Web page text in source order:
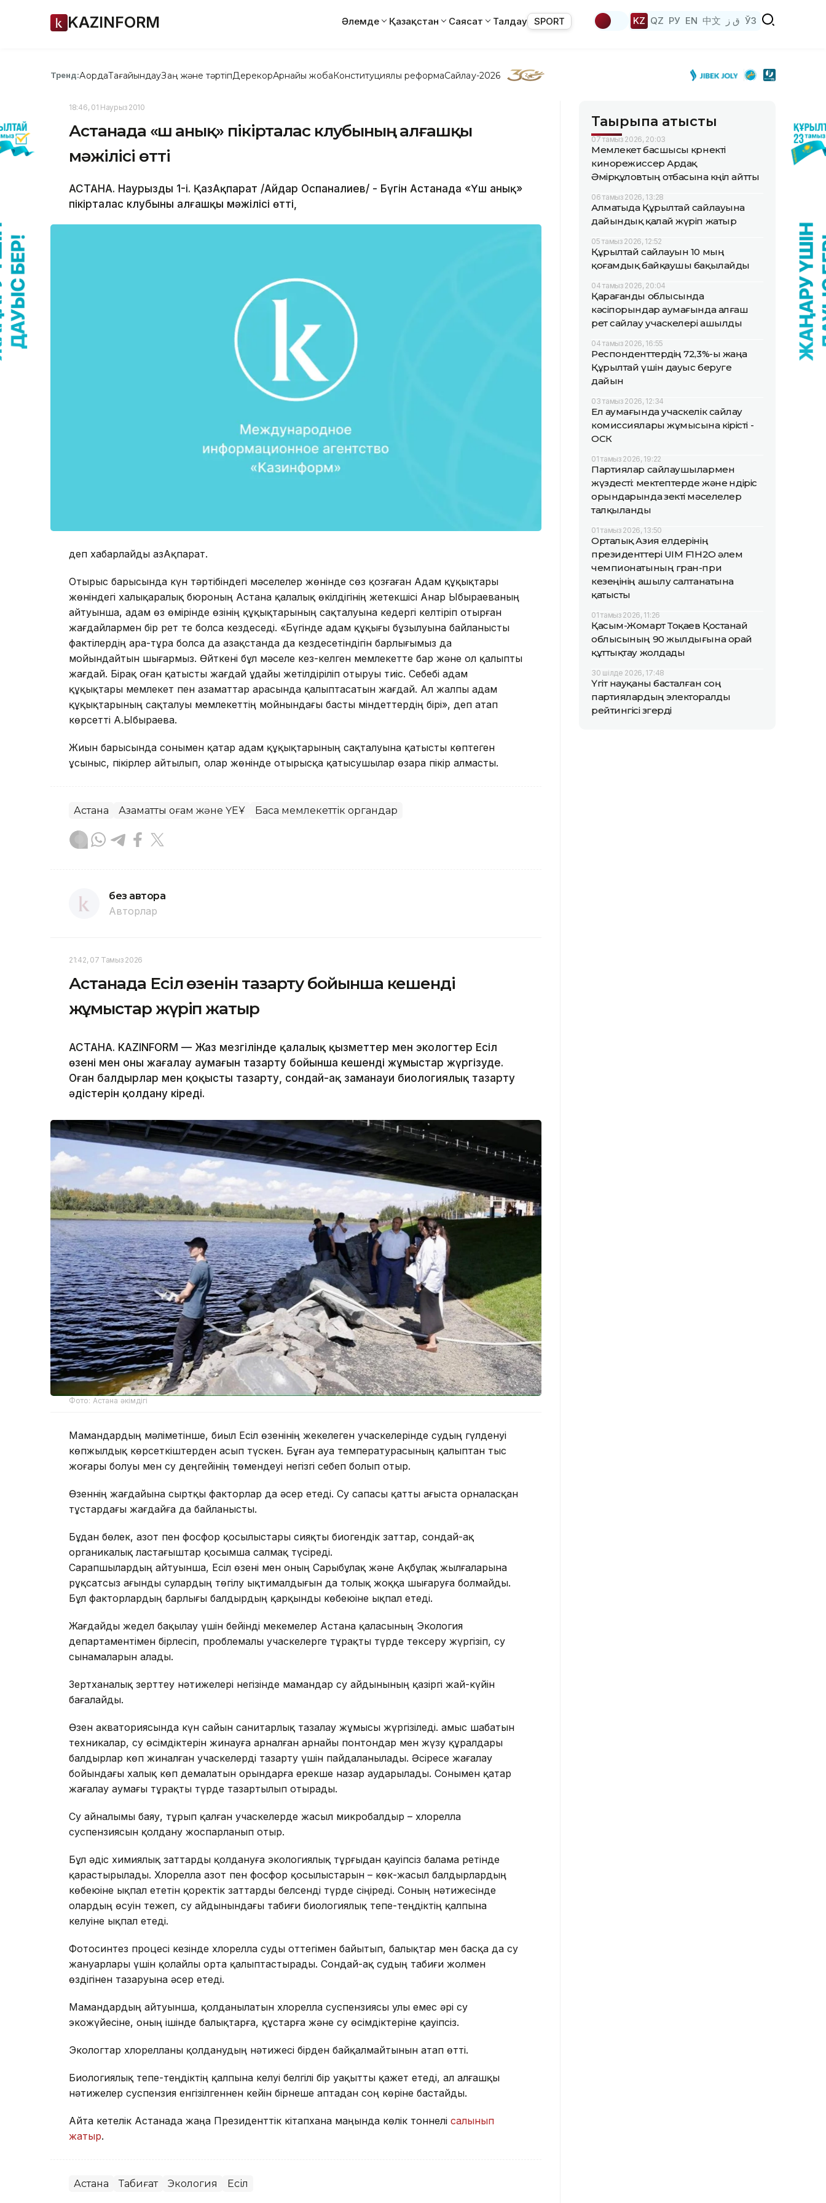
KAZINFORM Әлемде Қазақстан Саясат Талдау SPORT KZ QZ РУ EN 中文 ق ز ЎЗ
Тренд:АқордаТағайындауЗаң және тәртіпДерекқорАрнайы жобаКонституциялық реформаСайлау-2026
18:46, 01 Наурыз 2010
Астанада «Үш анық» пікірталас клубының алғашқы
мәжілісі өтті
АСТАНА. Наурыздың 1-і. ҚазАқпарат /Айдар Оспаналиев/ - Бүгін Астанада «Үш анық»
пікірталас клубының алғашқы мәжілісі өтті,
деп хабарлайды ҚазАқпарат.
Отырыс барысында күн тәртібіндегі мәселелер жөнінде сөз қозғаған Адам құқықтары
жөніндегі халықаралық бюроның Астана қалалық өкілдігінің жетекшісі Анар Ыбыраеваның
айтуынша, адам өз өмірінде өзінің құқықтарының сақталуына кедергі келтіріп отырған
жағдайлармен бір рет те болса кездеседі. «Бүгінде адам құқығы бұзылуына байланысты
фактілердің ара-тұра болса да Қазақстанда да кездесетіндігін барлығымыз да
мойындайтын шығармыз. Өйткені бұл мәселе кез-келген мемлекетте бар және ол қалыпты
жағдай. Бірақ оған қатысты жағдай ұдайы жетілдіріліп отыруы тиіс. Себебі адам
құқықтары мемлекет пен азаматтар арасында қалыптасатын жағдай. Ал жалпы адам
құқықтарының сақталуы мемлекеттің мойнындағы басты міндеттердің бірі», деп атап
көрсетті А.Ыбыраева.
Жиын барысында сонымен қатар адам құқықтарының сақталуына қатысты көптеген
ұсыныс, пікірлер айтылып, олар жөнінде отырысқа қатысушылар өзара пікір алмасты.
Астана Азаматтық қоғам және ҮЕҰ Басқа мемлекеттік органдар
без автора
Авторлар
21:42, 07 Тамыз 2026
Астанада Есіл өзенін тазарту бойынша кешенді
жұмыстар жүріп жатыр
АСТАНА. KAZINFORM — Жаз мезгілінде қалалық қызметтер мен экологтер Есіл
өзені мен оның жағалау аумағын тазарту бойынша кешенді жұмыстар жүргізуде.
Оған балдырлар мен қоқысты тазарту, сондай-ақ заманауи биологиялық тазарту
әдістерін қолдану кіреді.
Фото: Астана әкімдігі
Мамандардың мәліметінше, биыл Есіл өзенінің жекелеген учаскелерінде судың гүлденуі
көпжылдық көрсеткіштерден асып түскен. Бұған ауа температурасының қалыптан тыс
жоғары болуы мен су деңгейінің төмендеуі негізгі себеп болып отыр.
Өзеннің жағдайына сыртқы факторлар да әсер етеді. Су сапасы қатты ағыста орналасқан
тұстардағы жағдайға да байланысты.
Бұдан бөлек, азот пен фосфор қосылыстары сияқты биогендік заттар, сондай-ақ
органикалық ластағыштар қосымша салмақ түсіреді.
Сарапшылардың айтуынша, Есіл өзені мен оның Сарыбұлақ және Ақбұлақ жылғаларына
рұқсатсыз ағынды сулардың төгілу ықтималдығын да толық жоққа шығаруға болмайды.
Бұл факторлардың барлығы балдырдың қарқынды көбеюіне ықпал етеді.
Жағдайды жедел бақылау үшін бейінді мекемелер Астана қаласының Экология
департаментімен бірлесіп, проблемалы учаскелерге тұрақты түрде тексеру жүргізіп, су
сынамаларын алады.
Зертханалық зерттеу нәтижелері негізінде мамандар су айдынының қазіргі жай-күйін
бағалайды.
Өзен акваториясында күн сайын санитарлық тазалау жұмысы жүргізіледі. Қамыс шабатын
техникалар, су өсімдіктерін жинауға арналған арнайы понтондар мен жүзу құралдары
балдырлар көп жиналған учаскелерді тазарту үшін пайдаланылады. Әсіресе жағалау
бойындағы халық көп демалатын орындарға ерекше назар аударылады. Сонымен қатар
жағалау аумағы тұрақты түрде тазартылып отырады.
Су айналымы баяу, тұрып қалған учаскелерде жасыл микробалдыр – хлорелла
суспензиясын қолдану жоспарланып отыр.
Бұл әдіс химиялық заттарды қолдануға экологиялық тұрғыдан қауіпсіз балама ретінде
қарастырылады. Хлорелла азот пен фосфор қосылыстарын – көк-жасыл балдырлардың
көбеюіне ықпал ететін қоректік заттарды белсенді түрде сіңіреді. Соның нәтижесінде
олардың өсуін тежеп, су айдынындағы табиғи биологиялық тепе-теңдіктің қалпына
келуіне ықпал етеді.
Фотосинтез процесі кезінде хлорелла суды оттегімен байытып, балықтар мен басқа да су
жануарлары үшін қолайлы орта қалыптастырады. Сондай-ақ судың табиғи жолмен
өздігінен тазаруына әсер етеді.
Мамандардың айтуынша, қолданылатын хлорелла суспензиясы улы емес әрі су
экожүйесіне, оның ішінде балықтарға, құстарға және су өсімдіктеріне қауіпсіз.
Экологтар хлорелланы қолданудың нәтижесі бірден байқалмайтынын атап өтті.
Биологиялық тепе-теңдіктің қалпына келуі белгілі бір уақытты қажет етеді, ал алғашқы
нәтижелер суспензия енгізілгеннен кейін бірнеше аптадан соң көріне бастайды.
Айта кетелік Астанада жаңа Президенттік кітапхана маңында көлік тоннелі салынып
жатыр.
Астана Табиғат Экология Есіл
Тақырыпқа қатысты
07 тамыз 2026, 20:03
Мемлекет басшысы көрнекті
кинорежиссер Ардақ
Әмірқұловтың отбасына көңіл айтты
06 тамыз 2026, 13:28
Алматыда Құрылтай сайлауына
дайындық қалай жүріп жатыр
05 тамыз 2026, 12:52
Құрылтай сайлауын 10 мың
қоғамдық байқаушы бақылайды
04 тамыз 2026, 20:04
Қарағанды облысында
кәсіпорындар аумағында алғаш
рет сайлау учаскелері ашылды
04 тамыз 2026, 16:55
Респонденттердің 72,3%-ы жаңа
Құрылтай үшін дауыс беруге
дайын
03 тамыз 2026, 12:34
Ел аумағында учаскелік сайлау
комиссиялары жұмысына кірісті -
ОСК
01 тамыз 2026, 19:22
Партиялар сайлаушылармен
жүздесті: мектептерде және өндіріс
орындарында өзекті мәселелер
талқыланды
01 тамыз 2026, 13:50
Орталық Азия елдерінің
президенттері UIM F1H2O әлем
чемпионатының гран-при
кезеңінің ашылу салтанатына
қатысты
01 тамыз 2026, 11:26
Қасым-Жомарт Тоқаев Қостанай
облысының 90 жылдығына орай
құттықтау жолдады
30 шілде 2026, 17:48
Үгіт науқаны басталған соң
партиялардың электоралды
рейтингісі өзгерді